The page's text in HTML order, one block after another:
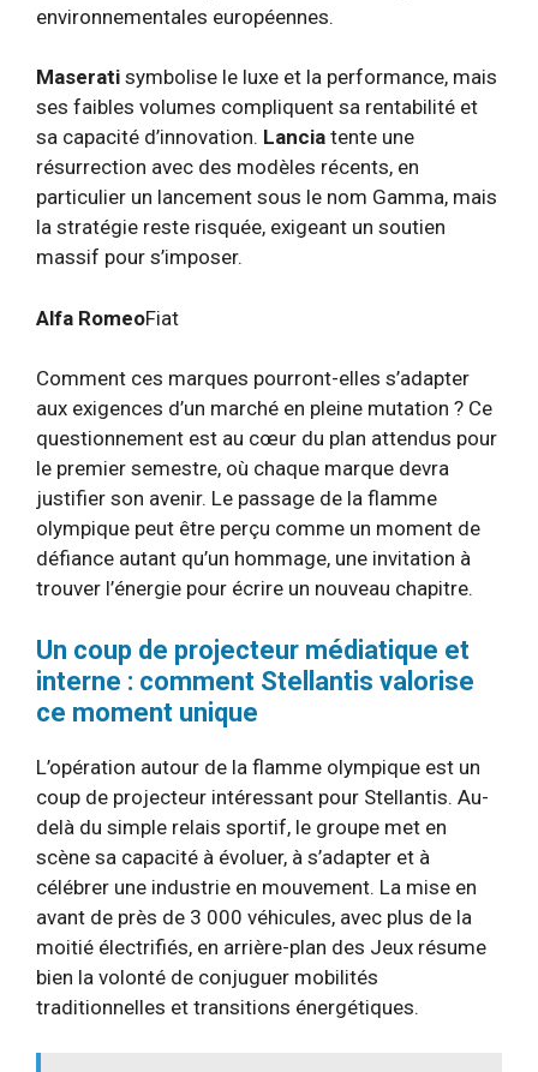
environnementales européennes.
Maserati symbolise le luxe et la performance, mais
ses faibles volumes compliquent sa rentabilité et
sa capacité d’innovation. Lancia tente une
résurrection avec des modèles récents, en
particulier un lancement sous le nom Gamma, mais
la stratégie reste risquée, exigeant un soutien
massif pour s’imposer.
Alfa RomeoFiat
Comment ces marques pourront-elles s’adapter
aux exigences d’un marché en pleine mutation ? Ce
questionnement est au cœur du plan attendus pour
le premier semestre, où chaque marque devra
justifier son avenir. Le passage de la flamme
olympique peut être perçu comme un moment de
défiance autant qu’un hommage, une invitation à
trouver l’énergie pour écrire un nouveau chapitre.
Un coup de projecteur médiatique et
interne : comment Stellantis valorise
ce moment unique
L’opération autour de la flamme olympique est un
coup de projecteur intéressant pour Stellantis. Au-
delà du simple relais sportif, le groupe met en
scène sa capacité à évoluer, à s’adapter et à
célébrer une industrie en mouvement. La mise en
avant de près de 3 000 véhicules, avec plus de la
moitié électrifiés, en arrière-plan des Jeux résume
bien la volonté de conjuguer mobilités
traditionnelles et transitions énergétiques.